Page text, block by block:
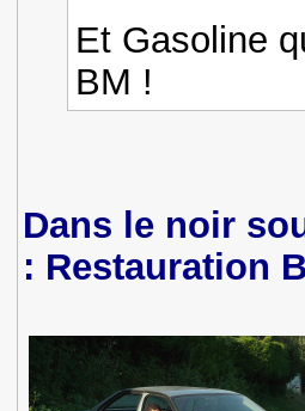
Et Gasoline
BM !
Dans le noir
: Restauration